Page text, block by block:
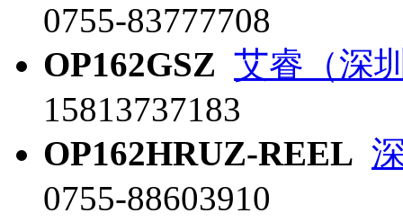
0755-83777708
OP162GSZ 艾睿（深
15813737183
OP162HRUZ-REEL
0755-88603910